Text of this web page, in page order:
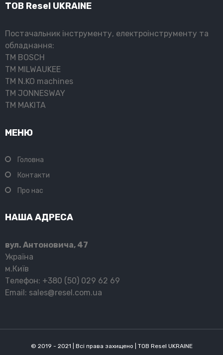
ТОВ Resel UKRAINE
Постачальник інструменту, електроінструменту та
обладнання:
ТМ BOSCH
ТМ MILWAUKEE
ТМ N.KO machines
ТМ JONNESWAY
ТМ MAKITA
МЕНЮ
Головна
Контакти
Про нас
НАША АДРЕСА
вул. Антоновича, 47
Україна
м.Київ
Телефон: +380 (50) 029 62 69
Email: sales@resel.com.ua
© 2019 - 2021 | Всі права захищено | ТОВ Resel UKRAINE